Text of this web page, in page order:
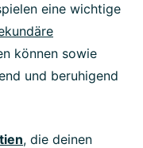
eine wichtige
können sowie
und beruhigend
, die deinen